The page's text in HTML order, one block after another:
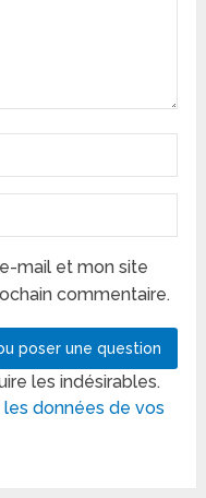
mail et mon site
commentaire.
les indésirables.
données de vos